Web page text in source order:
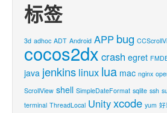
标签
3d adhoc ADT Android APP bug
cocos2dx crash egret
java jenkins linux lua mac nginx
ScrollView shell SimpleDateFormat sqlite ssh
terminal ThreadLocal Unityxcode yum